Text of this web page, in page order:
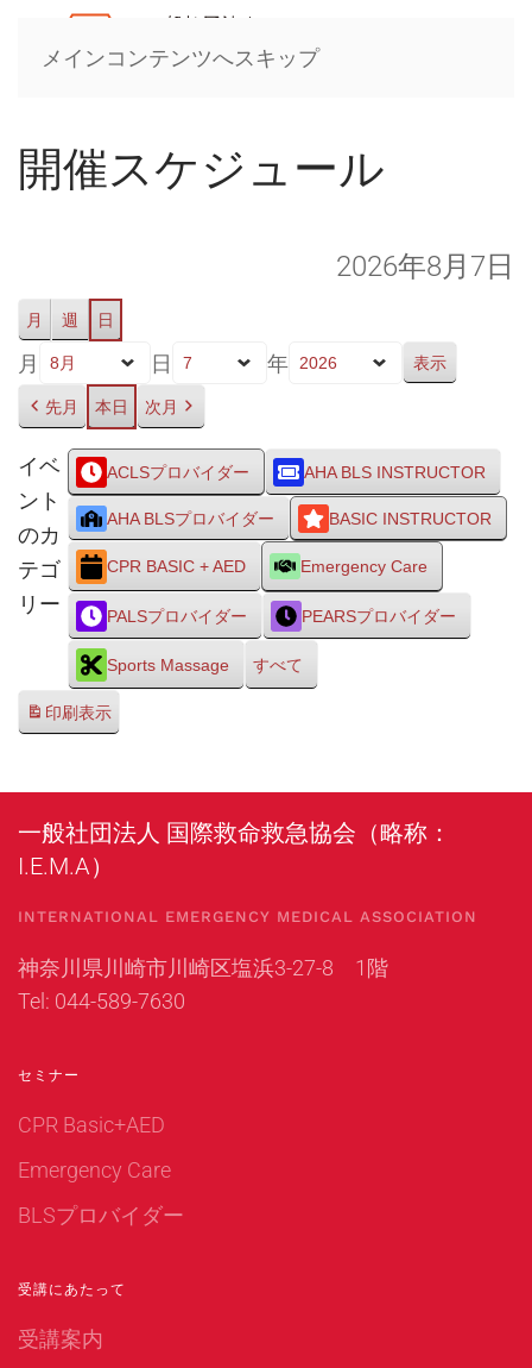
メインコンテンツへスキップ
開催スケジュール
2026年8月7日
月 週 日
月 日 年
先月 本日 次月
イベ
ント
のカ
テゴ
リー
ACLSプロバイダー AHA BLS INSTRUCTOR
AHA BLSプロバイダー BASIC INSTRUCTOR
CPR BASIC + AED Emergency Care
PALSプロバイダー PEARSプロバイダー
Sports Massage すべて
印刷表示
一般社団法人 国際救命救急協会（略称：
I.E.M.A）
INTERNATIONAL EMERGENCY MEDICAL ASSOCIATION
神奈川県川崎市川崎区塩浜3-27-8 1階
Tel: 044-589-7630
セミナー
CPR Basic+AED
Emergency Care
BLSプロバイダー
受講にあたって
受講案内